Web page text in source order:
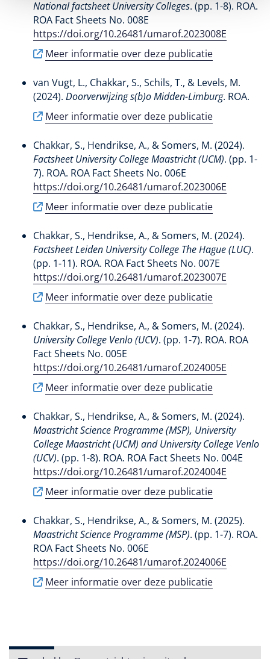
National factsheet University Colleges. (pp. 1-8). ROA.
ROA Fact Sheets No. 008E
https://doi.org/10.26481/umarof.2023008E
Meer informatie over deze publicatie
van Vugt, L., Chakkar, S., Schils, T., & Levels, M.
(2024). Doorverwijzing s(b)o Midden-Limburg. ROA.
Meer informatie over deze publicatie
Chakkar, S., Hendrikse, A., & Somers, M. (2024).
Factsheet University College Maastricht (UCM). (pp. 1-
7). ROA. ROA Fact Sheets No. 006E
https://doi.org/10.26481/umarof.2023006E
Meer informatie over deze publicatie
Chakkar, S., Hendrikse, A., & Somers, M. (2024).
Factsheet Leiden University College The Hague (LUC).
(pp. 1-11). ROA. ROA Fact Sheets No. 007E
https://doi.org/10.26481/umarof.2023007E
Meer informatie over deze publicatie
Chakkar, S., Hendrikse, A., & Somers, M. (2024).
University College Venlo (UCV). (pp. 1-7). ROA. ROA
Fact Sheets No. 005E
https://doi.org/10.26481/umarof.2024005E
Meer informatie over deze publicatie
Chakkar, S., Hendrikse, A., & Somers, M. (2024).
Maastricht Science Programme (MSP), University
College Maastricht (UCM) and University College Venlo
(UCV). (pp. 1-8). ROA. ROA Fact Sheets No. 004E
https://doi.org/10.26481/umarof.2024004E
Meer informatie over deze publicatie
Chakkar, S., Hendrikse, A., & Somers, M. (2025).
Maastricht Science Programme (MSP). (pp. 1-7). ROA.
ROA Fact Sheets No. 006E
https://doi.org/10.26481/umarof.2024006E
Meer informatie over deze publicatie